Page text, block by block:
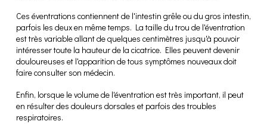
Ces éventrations contiennent de l'intestin grêle ou du gros intestin,
parfois les deux en même temps. La taille du trou de l'éventration
est très variable allant de quelques centimètres jusqu'à pouvoir
intéresser toute la hauteur de la cicatrice. Elles peuvent devenir
douloureuses et l'apparition de tous symptômes nouveaux doit
faire consulter son médecin.
Enfin, lorsque le volume de l'éventration est très important, il peut
en résulter des douleurs dorsales et parfois des troubles
respiratoires.